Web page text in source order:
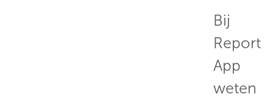
Bij
Report
App
weten